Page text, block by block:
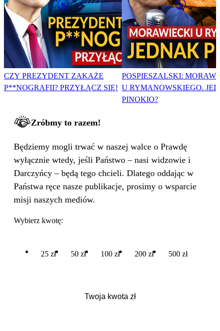
CZY PREZYDENT ZAKAŻE
P**NOGRAFII? PRZYŁĄCZ SIĘ!
POSPIESZALSKI:
U RYMANOWSKIEGO.
PINOKIO?
Zróbmy to razem!
Będziemy mogli trwać w naszej walce o Prawdę
wyłącznie wtedy, jeśli Państwo – nasi widzowie i
Darczyńcy – będą tego chcieli. Dlatego oddając w
Państwa ręce nasze publikacje, prosimy o wsparcie
misji naszych mediów.
Wybierz kwotę:
25 zł 50 zł 100 zł 200 zł 500 zł